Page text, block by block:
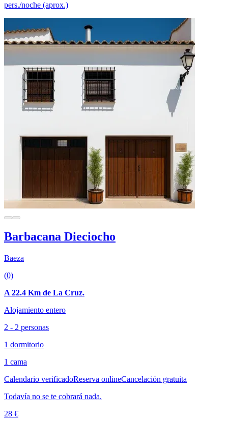
pers./noche (aprox.)
Barbacana Dieciocho
Baeza
(0)
A 22.4 Km de La Cruz.
Alojamiento entero
2 - 2 personas
1 dormitorio
1 cama
Calendario verificadoReserva onlineCancelación gratuita
Todavía no se te cobrará nada.
28 €